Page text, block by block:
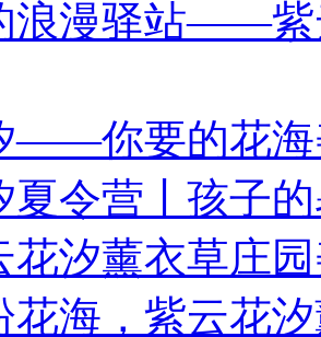
浪漫驿站——紫
——你要的花海
夏令营丨孩子
花汐薰衣草庄
花海，紫云花